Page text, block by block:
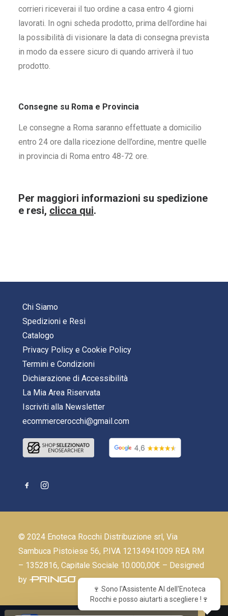
corrieri riceverai il tuo ordine a casa entro 4 giorni
lavorati. In ogni scheda prodotto, prima dell’ordine hai
la possibilità di visionare la data di consegna prevista
in modo da essere sicuro di quando arriverà il tuo
prodotto.
Consegne su Roma e Provincia
Le consegne a Roma saranno effettuate a domicilio
entro 24 ore dalla ricezione dell’ordine, mentre quelle
in provincia di Roma entro 48-72 ore.
Per maggiori informazioni su spedizione
e resi, clicca qui.
Chi Siamo
Spedizioni e Resi
Catalogo
Privacy Policy e Cookie Policy
Termini e Condizioni
Dichiarazione di Accessibilità
La Mia Area Riservata
Iscriviti alla Newsletter
ecommercerocchi@gmail.com
© 2024 Enoteca Rocchi Distribuzione srl, Via
Sambuca Pistoiese 56, P.IVA 12134941009 REA RM
– 1352816, Capitale Sociale 10.000,00€ – Designed
by
🍷 Sono l'Assistente AI dell'Enoteca
Rocchi e posso aiutarti a scegliere !🍷